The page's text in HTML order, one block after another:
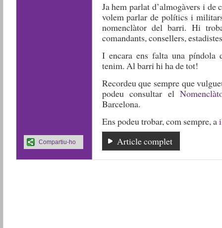
Ja hem parlat d’almogàvers i
volem parlar de polítics i
nomenclàtor del barri. Hi
comandants, consellers,
I encara ens falta una píndola
tenim. Al barri hi ha de tot!
Recordeu que sempre que
podeu consultar el
Barcelona.
Ens podeu trobar, com sempre, a
Article complet
Compartiu-ho